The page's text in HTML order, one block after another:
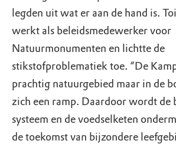
legden uit wat er aan de hand is.
werkt als beleidsmedewerker voor
Natuurmonumenten en lichtte de
stikstofproblematiek toe. “De
prachtig natuurgebied maar in de
zich een ramp. Daardoor wordt de
systeem en de voedselketen
de toekomst van bijzondere